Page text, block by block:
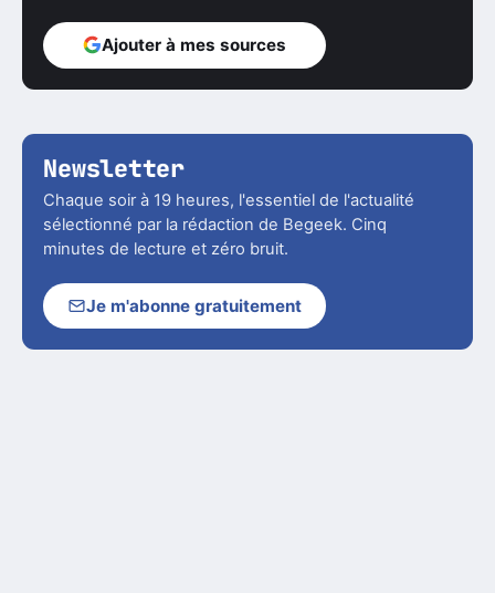
Ajouter à mes sources
Newsletter
Chaque soir à 19 heures, l'essentiel de l'actualité
sélectionné par la rédaction de Begeek. Cinq
minutes de lecture et zéro bruit.
Je m'abonne gratuitement